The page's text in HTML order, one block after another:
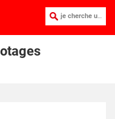
je cherche une recette :